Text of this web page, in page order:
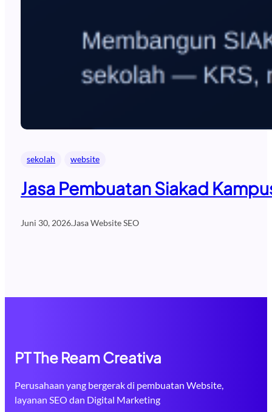
sekolah website
Jasa Pembuatan Siakad
Juni 30, 2026.Jasa Website SEO
PT The Ream Creativa
Perusahaan yang bergerak di pembuatan Website,
layanan SEO dan Digital Marketing